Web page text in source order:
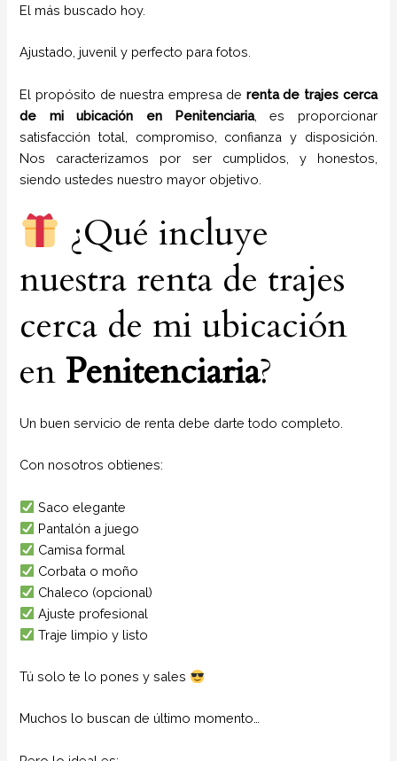
El más buscado hoy.
Ajustado, juvenil y perfecto para fotos.
El propósito de nuestra empresa de renta de trajes cerca
de mi ubicación
en Penitenciaria, es proporcionar
satisfacción total, compromiso, confianza y disposición.
Nos caracterizamos por ser cumplidos, y honestos,
siendo ustedes nuestro mayor objetivo.
¿Qué incluye
nuestra renta de trajes
cerca de mi ubicación
enPenitenciaria?
Un buen servicio de renta debe darte todo completo.
Con nosotros obtienes:
Saco elegante
Pantalón a juego
Camisa formal
Corbata o moño
Chaleco (opcional)
Ajuste profesional
Traje limpio y listo
Tú solo te lo pones y sales
Muchos lo buscan de último momento…